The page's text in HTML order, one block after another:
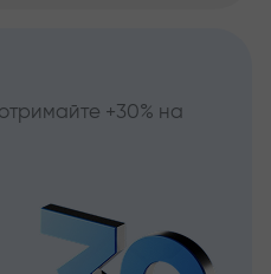
+30% на